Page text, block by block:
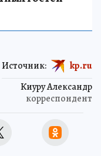
Киуру Александр
корреспондент
Источник: kp.ru